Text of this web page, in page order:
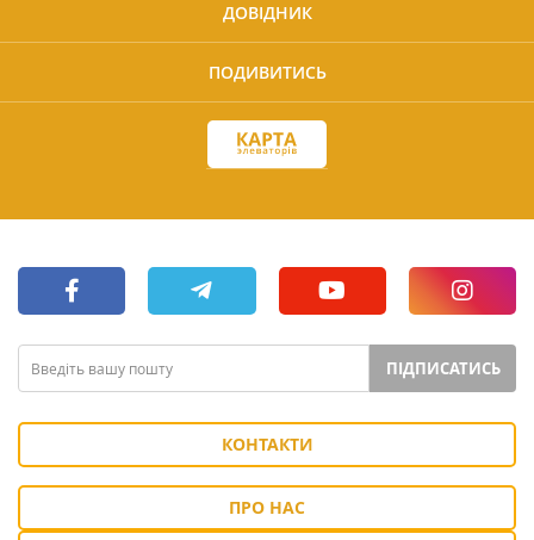
ДОВІДНИК
ПОДИВИТИСЬ
ПІДПИСАТИСЬ
КОНТАКТИ
ПРО НАС